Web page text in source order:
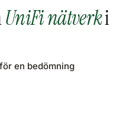
UniFi nätverki
en bedömning